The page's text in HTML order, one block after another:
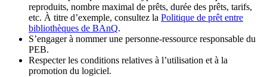
reproduits, nombre maximal de prêts, durée des prêts, tarifs,
etc. À titre d’exemple, consultez la Politique de prêt entre
bibliothèques de BAnQ.
S’engager à nommer une personne-ressource responsable du
PEB.
Respecter les conditions relatives à l’utilisation et à la
promotion du logiciel.